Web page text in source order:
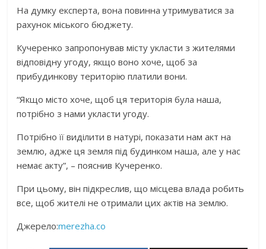
На думку експерта, вона повинна утримуватися за
рахунок міського бюджету.
Кучеренко запропонував місту укласти з жителями
відповідну угоду, якщо воно хоче, щоб за
прибудинкову територію платили вони.
“Якщо місто хоче, щоб ця територія була наша,
потрібно з нами укласти угоду.
Потрібно її виділити в натурі, показати нам акт на
землю, адже ця земля під будинком наша, але у нас
немає акту”, – пояснив Кучеренко.
При цьому, він підкреслив, що місцева влада робить
все, щоб жителі не отримали цих актів на землю.
Джерело:merezha.co